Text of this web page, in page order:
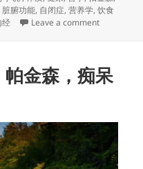
脏腑功能, 自闭症,营养学,饮食
经 Leave a commenton 自身免
金森，痴呆